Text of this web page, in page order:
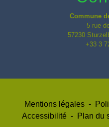
Commune
5 rue
57230
+33 3
Mentions légales -
Accessibilité - Plan du